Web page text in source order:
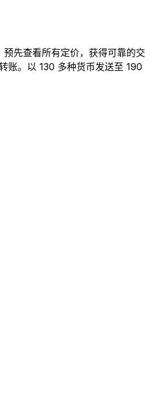
先查看所有定价，获得可靠的交
账。以 130 多种货币发送至 190